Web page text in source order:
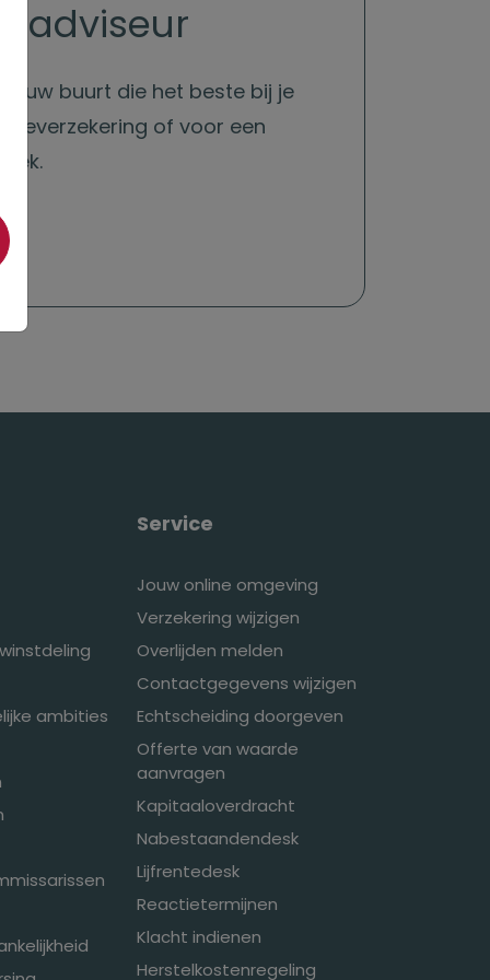
adviseur
jouw buurt die het beste bij je
of voor een
ambities
Service
Jouw online omgeving
Verzekering wijzigen
Overlijden melden
Contactgegevens wijzigen
Echtscheiding doorgeven
Offerte van waarde
aanvragen
Kapitaaloverdracht
Nabestaandendesk
Lijfrentedesk
Reactietermijnen
Klacht indienen
Herstelkostenregeling